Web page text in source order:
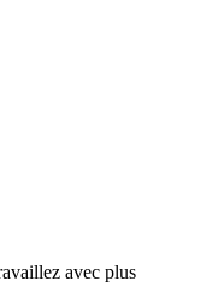
avec plus